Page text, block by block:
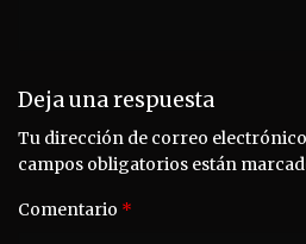
Deja una respuesta
Tu dirección de correo
campos obligatorios están
Comentario *